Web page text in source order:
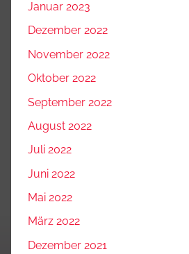
Januar 2023
Dezember 2022
November 2022
Oktober 2022
September 2022
August 2022
Juli 2022
Juni 2022
Mai 2022
März 2022
Dezember 2021